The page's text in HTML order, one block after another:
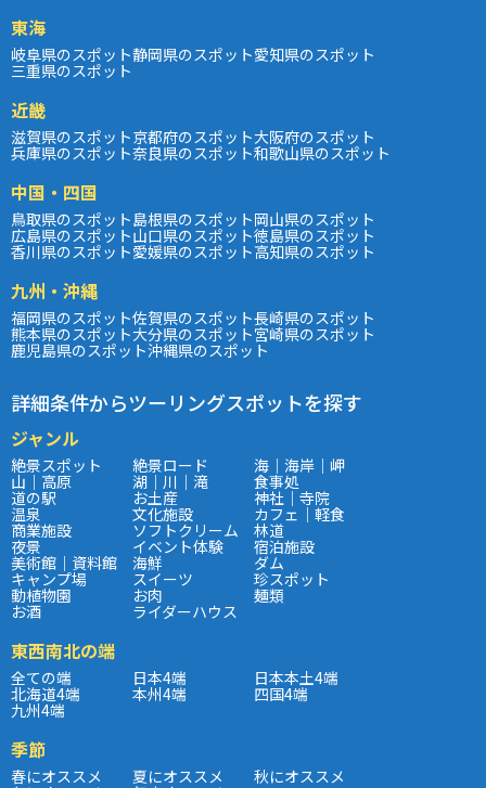
東海
岐阜県のスポット静岡県のスポット愛知県のスポット
三重県のスポット
近畿
滋賀県のスポット京都府のスポット大阪府のスポット
兵庫県のスポット奈良県のスポット和歌山県のスポット
中国・四国
鳥取県のスポット島根県のスポット岡山県のスポット
広島県のスポット山口県のスポット徳島県のスポット
香川県のスポット愛媛県のスポット高知県のスポット
九州・沖縄
福岡県のスポット佐賀県のスポット長崎県のスポット
熊本県のスポット大分県のスポット宮崎県のスポット
鹿児島県のスポット沖縄県のスポット
詳細条件からツーリングスポットを探す
ジャンル
絶景スポット 絶景ロード 海｜海岸｜岬
山｜高原 湖｜川｜滝 食事処
道の駅 お土産 神社｜寺院
温泉 文化施設 カフェ｜軽食
商業施設 ソフトクリーム 林道
夜景 イベント体験 宿泊施設
美術館｜資料館 海鮮 ダム
キャンプ場 スイーツ 珍スポット
動植物園 お肉 麺類
お酒 ライダーハウス
東西南北の端
全ての端 日本4端 日本本土4端
北海道4端 本州4端 四国4端
九州4端
季節
春にオススメ 夏にオススメ 秋にオススメ